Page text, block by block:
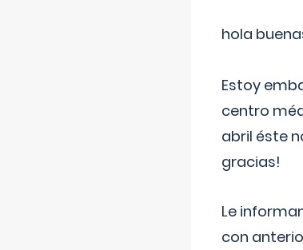
hola
Estoy
centro
abril éste
gracias!
Le
con